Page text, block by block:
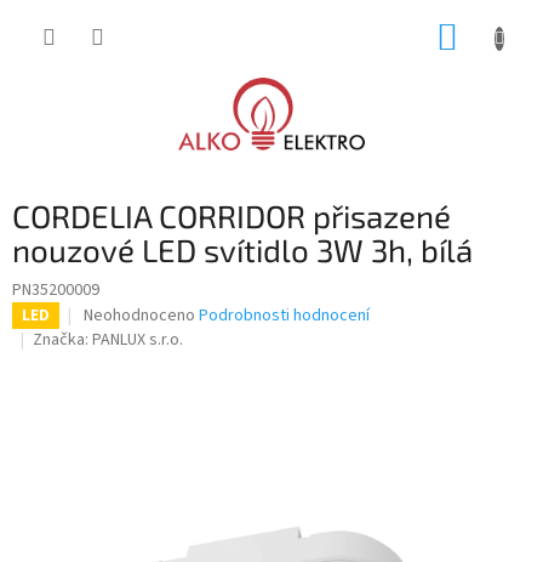
CORDELIA CORRIDOR přisazené
nouzové LED svítidlo 3W 3h, bílá
PN35200009
LED
Průměrné
hodnocení
Neohodnoceno Podrobnosti hodnocení
Značka: PANLUX s.r.o.